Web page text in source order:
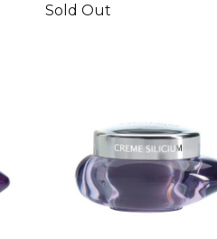
Sold Out